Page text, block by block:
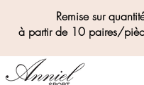
Remise sur
à partir de 10 paires/